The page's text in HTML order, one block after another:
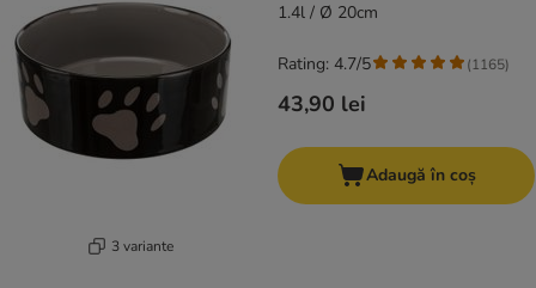
3 variante
1.4l / Ø 20cm
43,90 lei
Rating: 4.7/5 (1165)
Adaugă în coș